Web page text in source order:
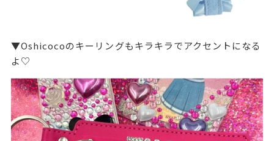
▼Oshicocoのキーリングもキラキラでアクセントになる
よ♡